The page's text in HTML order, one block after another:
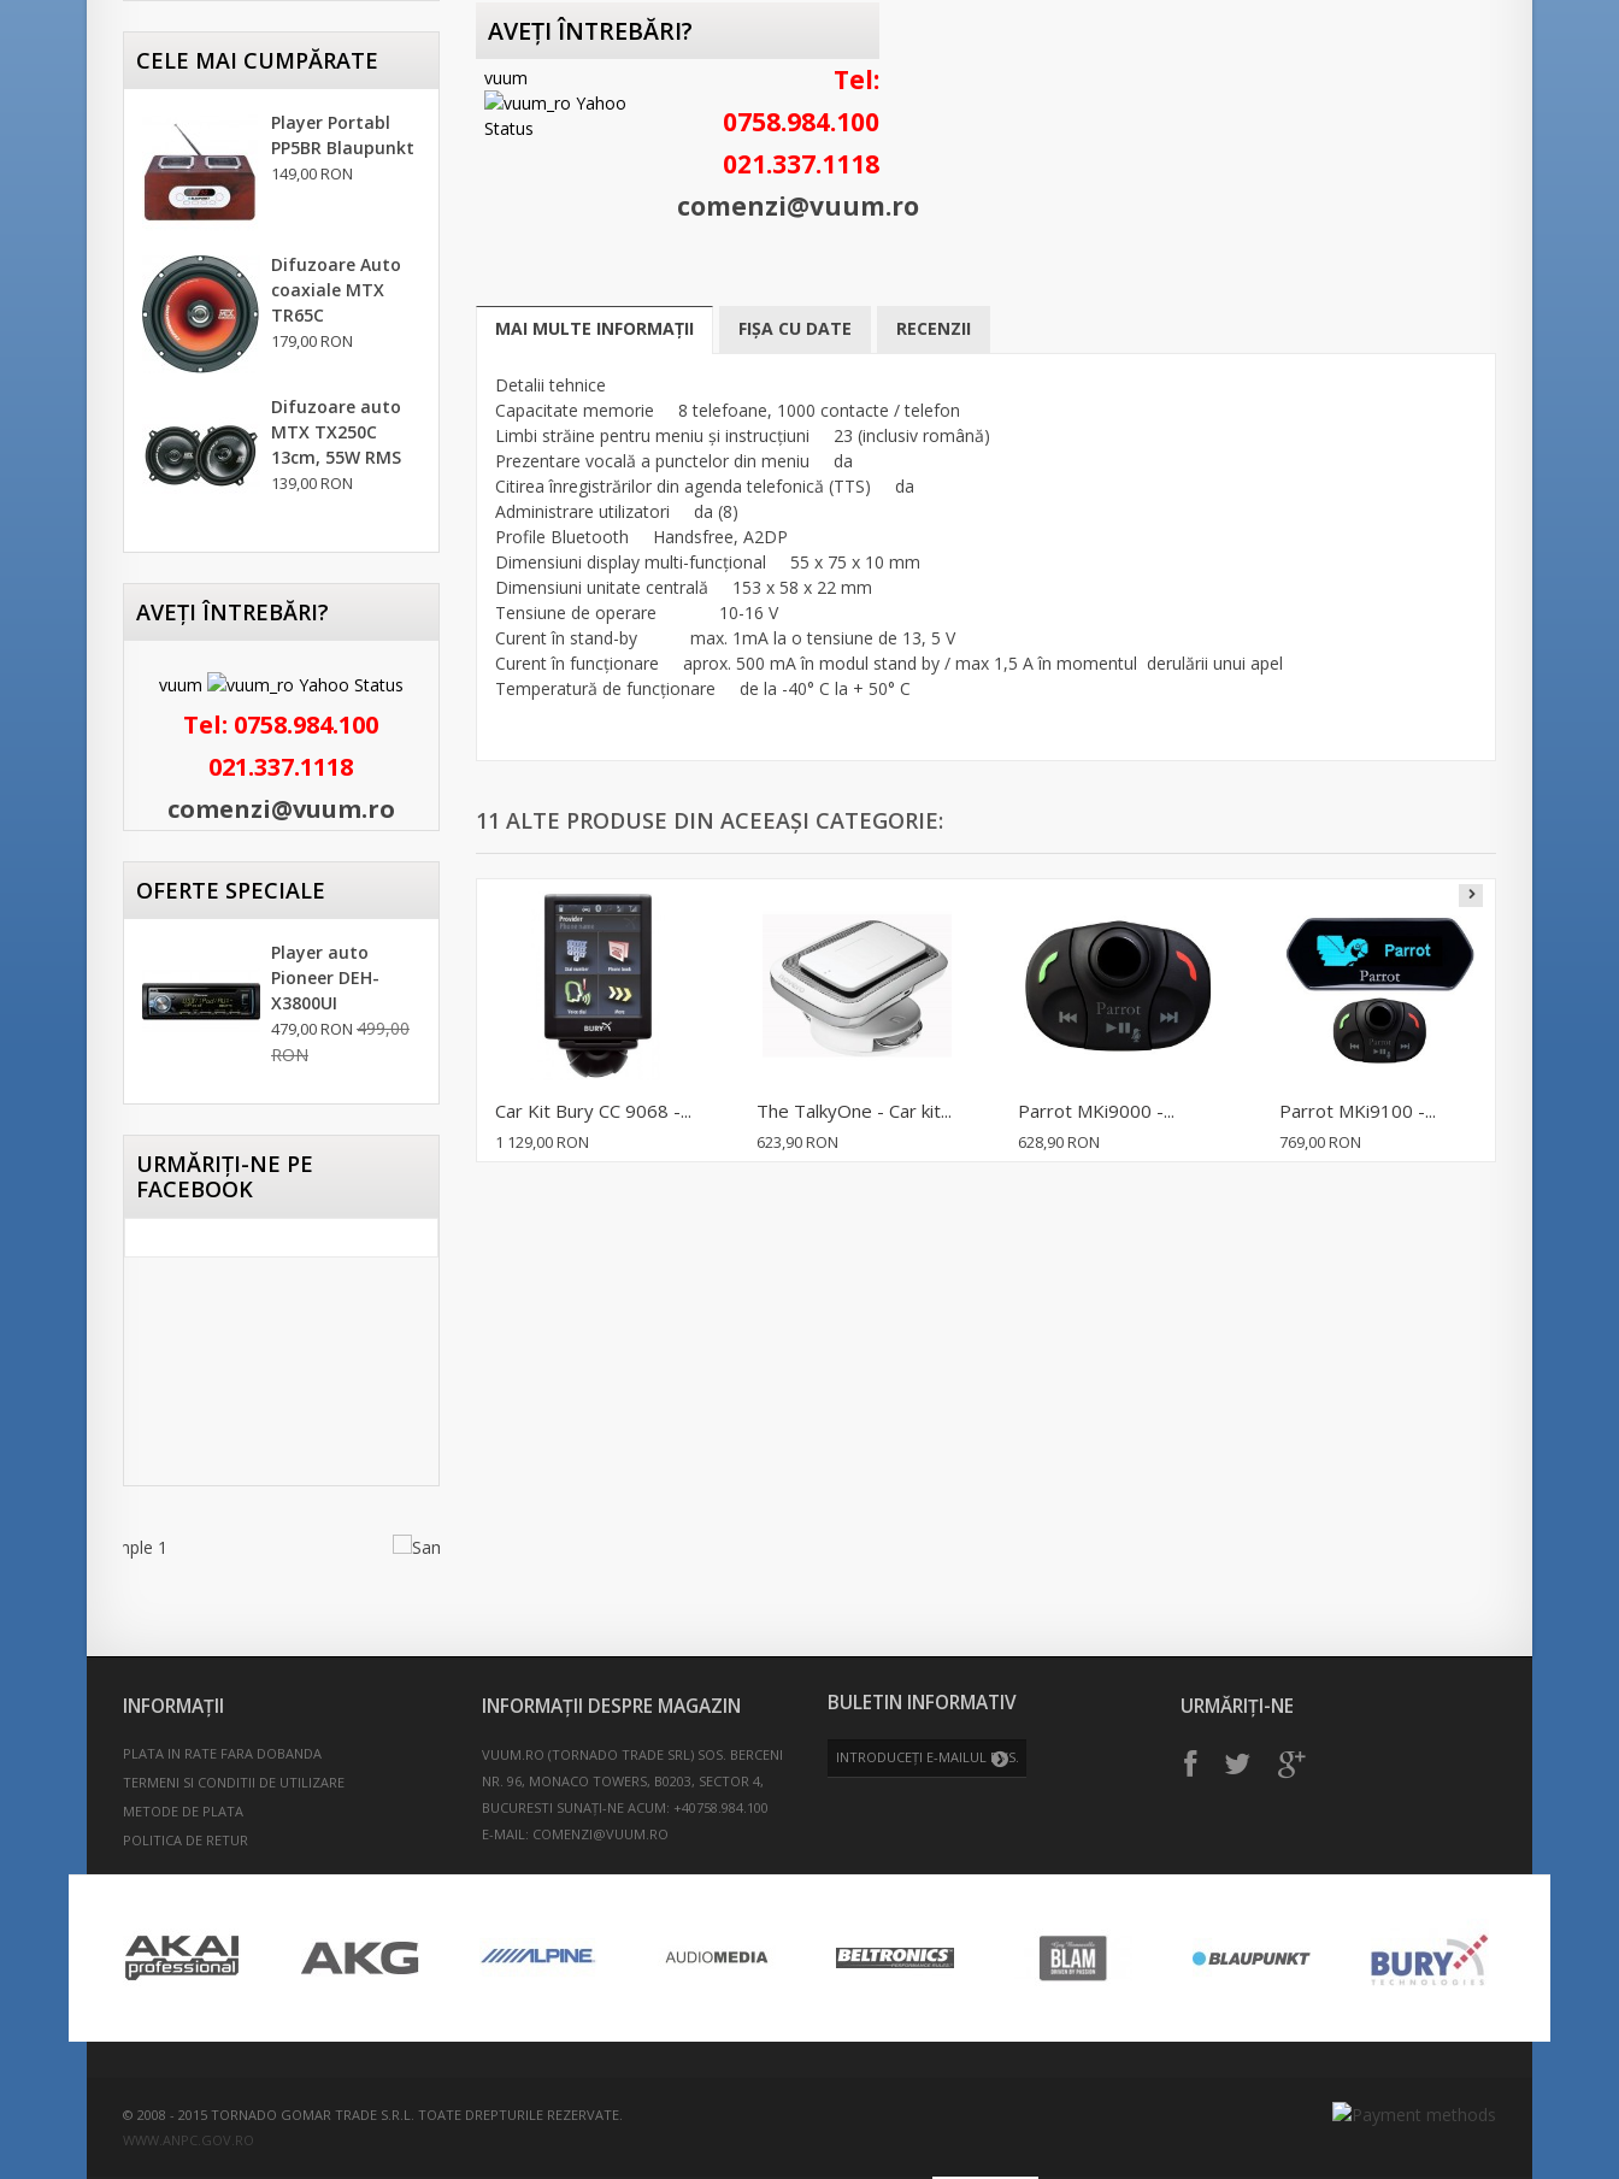
CELE MAI CUMPĂRATE
Player Portabl
PP5BR Blaupunkt
149,00 RON
Difuzoare Auto
coaxiale MTX
TR65C
179,00 RON
Difuzoare auto
MTX TX250C
13cm, 55W RMS
139,00 RON
AVEŢI ÎNTREBĂRI?
vuum
Tel: 0758.984.100
021.337.1118
comenzi@vuum.ro
OFERTE SPECIALE
Player auto
Pioneer DEH-
X3800UI
479,00 RON 499,00
RON
URMĂRIŢI-NE PE
FACEBOOK
AVEŢI ÎNTREBĂRI?
vuum
Tel:
0758.984.100
021.337.1118
comenzi@vuum.ro
MAI MULTE INFORMAȚII FIȘA CU DATE RECENZII
Detalii tehnice
Capacitate memorie 8 telefoane, 1000 contacte / telefon
Limbi străine pentru meniu şi instrucţiuni 23 (inclusiv română)
Prezentare vocală a punctelor din meniu da
Citirea înregistrărilor din agenda telefonică (TTS) da
Administrare utilizatori da (8)
Profile Bluetooth Handsfree, A2DP
Dimensiuni display multi-funcţional 55 x 75 x 10 mm
Dimensiuni unitate centrală 153 x 58 x 22 mm
Tensiune de operare 10-16 V
Curent în stand-by max. 1mA la o tensiune de 13, 5 V
Curent în funcţionare aprox. 500 mA în modul stand by / max 1,5 A în momentul derulării unui apel
Temperatură de funcţionare de la -40° C la + 50° C
11 ALTE PRODUSE DIN ACEEAȘI CATEGORIE:
Car Kit Bury CC 9068 -...
1 129,00 RON
The TalkyOne - Car kit...
623,90 RON
Parrot MKi9000 -...
628,90 RON
Parrot MKi9100 -...
769,00 RON
INFORMAŢII
PLATA IN RATE FARA DOBANDA
TERMENI SI CONDITII DE UTILIZARE
METODE DE PLATA
POLITICA DE RETUR
INFORMAȚII DESPRE MAGAZIN
VUUM.RO (TORNADO TRADE SRL) SOS. BERCENI
NR. 96, MONACO TOWERS, B0203, SECTOR 4,
BUCURESTI SUNAȚI-NE ACUM: +40758.984.100
E-MAIL: COMENZI@VUUM.RO
BULETIN INFORMATIV URMĂRIȚI-NE
© 2008 - 2015 TORNADO GOMAR TRADE S.R.L. TOATE DREPTURILE REZERVATE.
WWW.ANPC.GOV.RO